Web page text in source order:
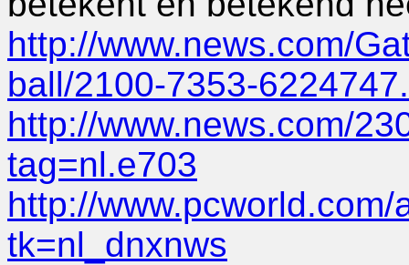
http://www.news.com/
ball/2100-7353-
http://www.news.com/
tag=nl.e703
http://
tk=nl_dnxnws